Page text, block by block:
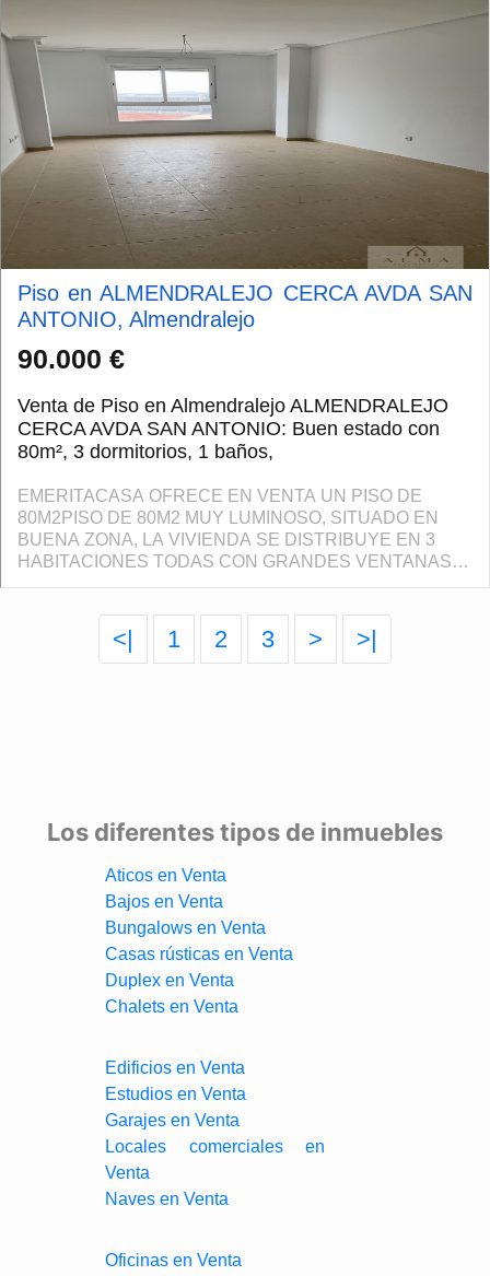
Piso en ALMENDRALEJO CERCA AVDA SAN
ANTONIO, Almendralejo
90.000 €
Venta de Piso en Almendralejo ALMENDRALEJO
CERCA AVDA SAN ANTONIO: Buen estado con
80m², 3 dormitorios, 1 baños,
EMERITACASA OFRECE EN VENTA UN PISO DE
80M2PISO DE 80M2 MUY LUMINOSO, SITUADO EN
BUENA ZONA, LA VIVIENDA SE DISTRIBUYE EN 3
HABITACIONES TODAS CON GRANDES VENTANAS
QUE APORTAN MUCHISIMA LUZ NATURAL DURANTE
<| 1 2 3 > >|
Los diferentes tipos de inmuebles
Aticos en Venta
Bajos en Venta
Bungalows en Venta
Casas rústicas en Venta
Duplex en Venta
Chalets en Venta
Edificios en Venta
Estudios en Venta
Garajes en Venta
Locales comerciales en
Venta
Naves en Venta
Oficinas en Venta